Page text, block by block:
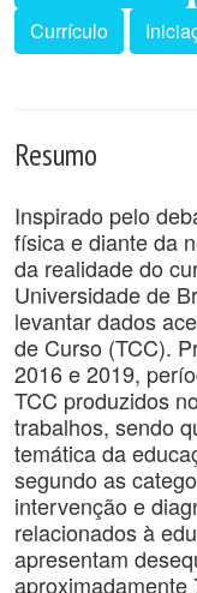
Currículo
Resumo
Inspirado pelo
física e diante da
da realidade do
Universidade de
levantar dados
de Curso (TCC).
2016 e 2019,
TCC produzidos
trabalhos, sendo
temática da
segundo as
intervenção e
relacionados à
apresentam
aproximadamente